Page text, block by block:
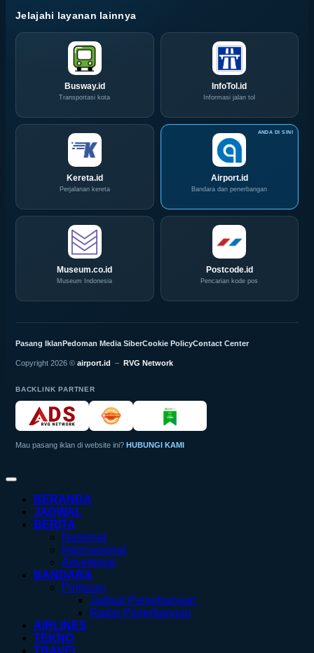
City
Surabaya
Akhir
e-
Commerce
di
IPA
Convex
2026
Jelajahi layanan lainnya
Busway.id
Transportasi kota
InfoTol.id
Informasi jalan tol
Kereta.id
Perjalanan kereta
Airport.id
Bandara dan penerbangan
Museum.co.id
Museum Indonesia
Postcode.id
Pencarian kode pos
Pasang Iklan Pedoman Media SiberCookie PolicyContact Center
Copyright 2026 © airport.id – RVG Network
BACKLINK PARTNER
Mau pasang iklan di website ini? HUBUNGI KAMI
BERANDA
JADWAL
BERITA
Nasional
Internasional
Advertorial
BANDARA
Pintasan
Jadwal Penerbangan
Radar Penerbangan
AIRLINES
TEKNO